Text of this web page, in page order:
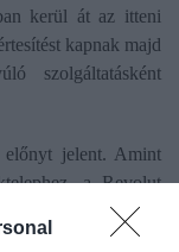
kerül át az itteni
kapnak majd
szolgáltatásként
előnyt jelent. Amint
a Revolut
fakadó
a meglévő tagok